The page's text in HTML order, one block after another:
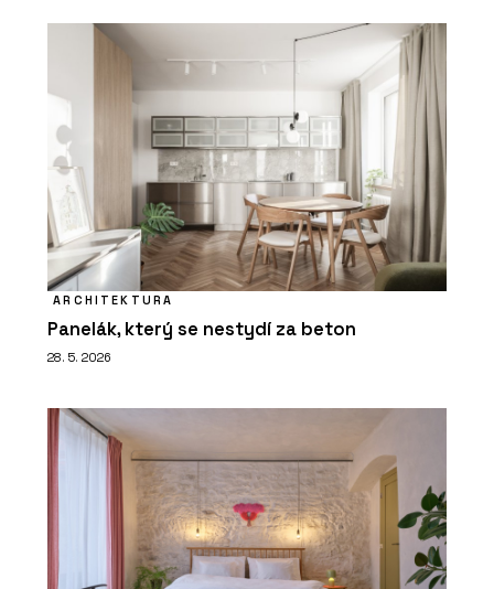
ARCHITEKTURA
Panelák, který se nestydí za beton
28. 5. 2026